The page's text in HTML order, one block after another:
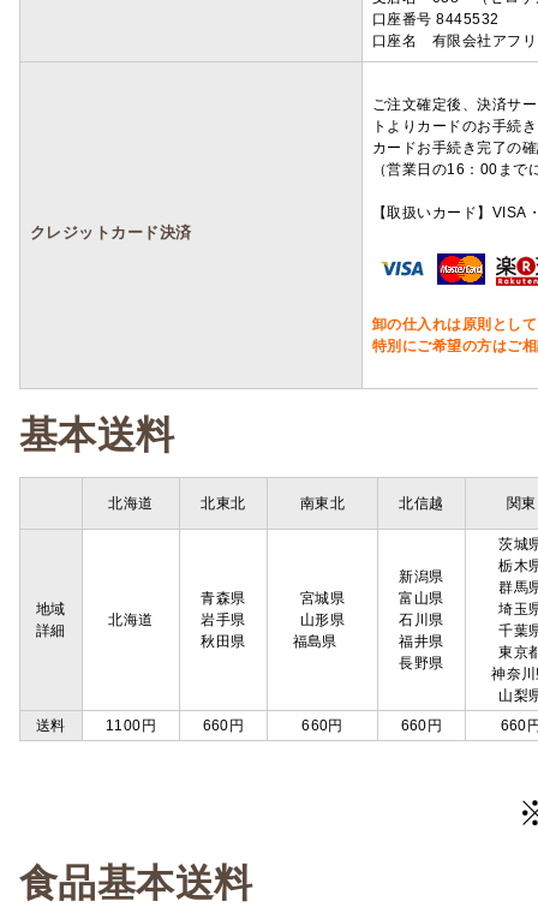
口座番号 8445532
口座名 有限会社アフ
クレジットカード決済
ご注文確定後、決済サ
トよりカードのお手続
カードお手続き完了の
（営業日の16：00ま
【取扱いカード】
卸の仕入れは原則とし
特別にご希望の方はご
基本送料
北海道 北東北 南東北 北信越 関東
地域
詳細
北海道
青森県
岩手県
秋田県
宮城県
山形県
福島県
新潟県
富山県
石川県
福井県
長野県
茨城
栃木
群馬
埼玉
千葉
東京
神奈
山梨
送料
1100円 660円 660円 660円 660
食品基本送料